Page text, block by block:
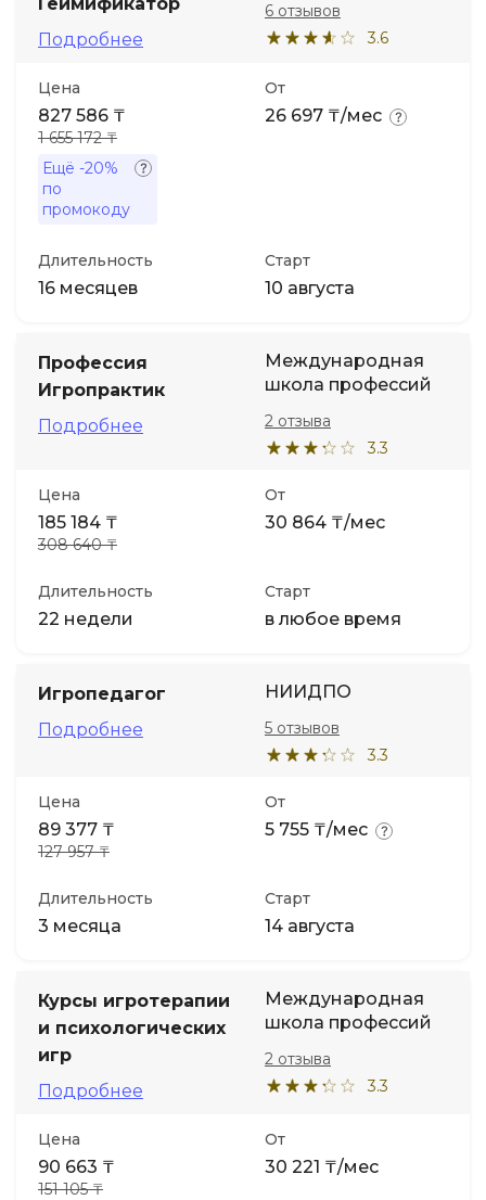
Подробнее
3.6
6 отзывов
Цена
827 586 ₸
1 655 172 ₸
Ещё -20%
по
промокоду
От
26 697 ₸/мес
Длительность
16 месяцев
Старт
10 августа
Профессия
Игропрактик
Подробнее
Международная
школа профессий
3.3
2 отзыва
Цена
185 184 ₸
308 640 ₸
От
30 864 ₸/мес
Длительность
22 недели
Старт
в любое время
Игропедагог
Подробнее
НИИДПО
3.3
5 отзывов
Цена
89 377 ₸
127 957 ₸
От
5 755 ₸/мес
Длительность
3 месяца
Старт
14 августа
Курсы игротерапии
и психологических
игр
Подробнее
Международная
школа профессий
3.3
2 отзыва
Цена
90 663 ₸
151 105 ₸
От
30 221 ₸/мес